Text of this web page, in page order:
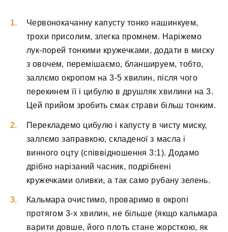
Червонокачанну капусту тонко нашинкуем,
трохи присолим, злегка промнем. Наріжемо
лук-порей тонкими кружечками, додати в миску
з овочем, перемішаємо, бланшируем, тобто,
заллємо окропом на 3-5 хвилин, після чого
перекинем її і цибулю в друшляк хвилини на 3.
Цей прийом зробить смак страви більш тонким.
Перекладемо цибулю і капусту в чисту миску,
заллємо заправкою, складеної з масла і
винного оцту (співвідношення 3:1). Додамо
дрібно нарізаний часник, подрібнені
кружечками оливки, а так само рубану зелень.
Кальмара очистимо, проваримо в окропі
протягом 3-х хвилин, не більше (якщо кальмара
варити довше, його плоть стане жорсткою, як